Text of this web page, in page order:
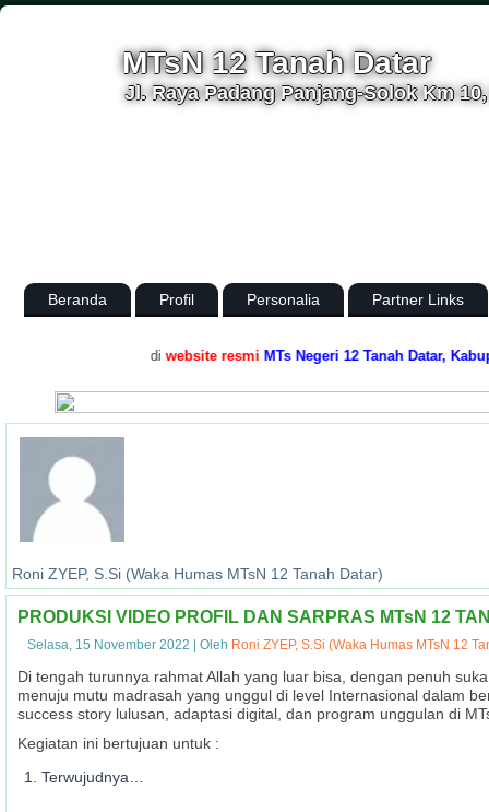
MTsN 12 Tanah Datar
Jl. Raya Padang Panjang-Solok Km
Beranda Profil Personalia Partner Links
website resmi MTs Negeri 12 Tanah Datar,
Roni ZYEP, S.Si (Waka Humas MTsN 12 Tanah Datar)
PRODUKSI VIDEO PROFIL DAN SARPRAS MTsN 12
Selasa, 15 November 2022 Oleh Roni ZYEP, S.Si (Waka Humas MTsN 12
Di tengah turunnya rahmat Allah yang luar bisa, dengan penuh
menuju mutu madrasah yang unggul di level Internasional dalam
success story lulusan, adaptasi digital, dan program unggulan di
Kegiatan ini bertujuan untuk :
Terwujudnya…